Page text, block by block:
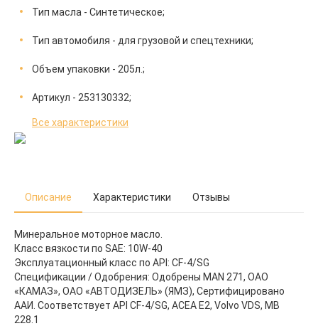
Тип масла - Синтетическое;
Тип автомобиля - для грузовой и спецтехники;
Объем упаковки - 205л.;
Артикул - 253130332;
Все характеристики
Описание Характеристики Отзывы
Минеральное моторное масло.
Класс вязкости по SAE: 10W-40
Эксплуатационный класс по API: CF-4/SG
Спецификации / Одобрения: Одобрены MAN 271, ОАО
«КАМАЗ», ОАО «АВТОДИЗЕЛЬ» (ЯМЗ), Сертифицировано
ААИ. Соответствует API CF-4/SG, ACEA E2, Volvo VDS, MB
228.1